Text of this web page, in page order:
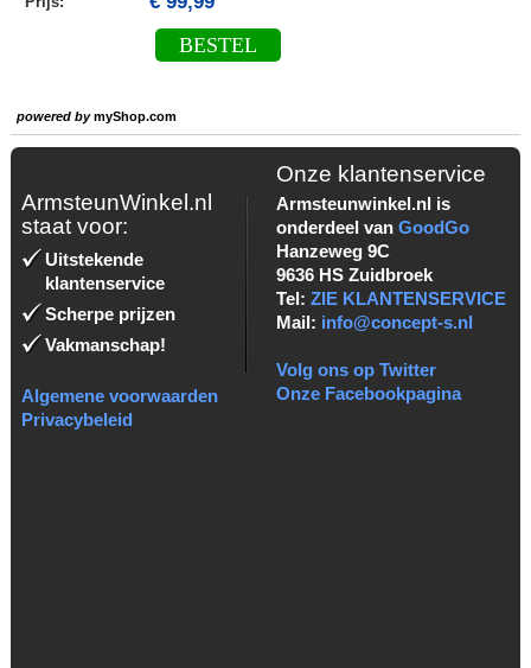
BESTEL
powered bymyShop.com
ArmsteunWinkel.nl
staat voor:
Uitstekende
klantenservice
Scherpe prijzen
Vakmanschap!
Algemene voorwaarden
Privacybeleid
Onze klantenservice
Armsteunwinkel.nl is
onderdeel van GoodGo
Hanzeweg 9C
9636 HS Zuidbroek
Tel: ZIE KLANTENSERVICE
Mail: info@concept-s.nl
Volg ons op Twitter
Onze Facebookpagina